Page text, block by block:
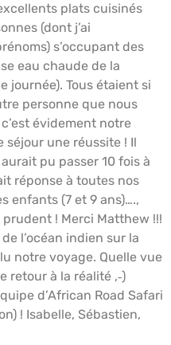
plats cuisinés
(dont j’ai
s’occupant des
eau chaude de la
journée). Tous étaient si
personne que nous
évidement notre
une réussite ! Il
pu passer 10 fois à
réponse à toutes nos
enfants (7 et 9 ans)….,
! Merci Matthew !!!
l’océan indien sur la
notre voyage. Quelle vue
retour à la réalité ,‐)
d’African Road Safari
! Isabelle, Sébastien,